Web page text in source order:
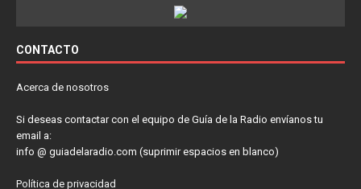
CONTACTO
Acerca de nosotros
Si deseas contactar con el equipo de Guía de la Radio envíanos tu
email a:
info @ guiadelaradio.com (suprimir espacios en blanco)
Política de privacidad